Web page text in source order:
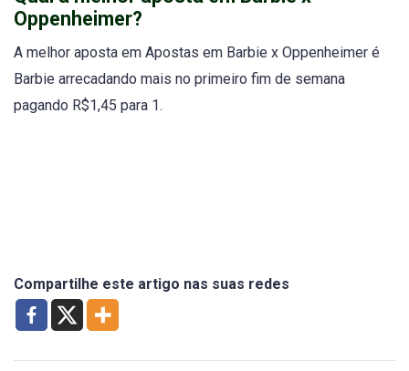
Oppenheimer?
A melhor aposta em Apostas em Barbie x Oppenheimer é
Barbie arrecadando mais no primeiro fim de semana
pagando R$1,45 para 1.
Compartilhe este artigo nas suas redes